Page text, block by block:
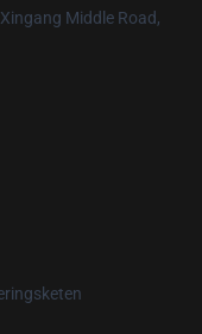
Middle Road,